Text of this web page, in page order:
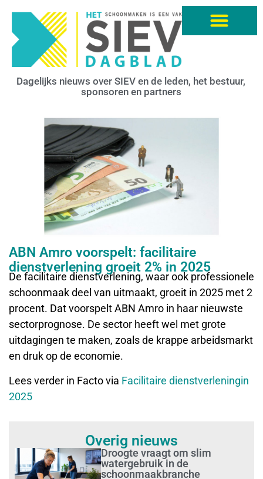
Dagelijks nieuws over SIEV en de leden, het bestuur,
sponsoren en partners
ABN Amro voorspelt: facilitaire
dienstverlening groeit 2% in 2025
De facilitaire dienstverlening, waar ook professionele
schoonmaak deel van uitmaakt, groeit in 2025 met 2
procent. Dat voorspelt ABN Amro in haar nieuwste
sectorprognose. De sector heeft wel met grote
uitdagingen te maken, zoals de krappe arbeidsmarkt
en druk op de economie.
Lees verder in Facto via Facilitaire dienstverleningin
2025
Overig nieuws
Droogte vraagt om slim
watergebruik in de
schoonmaakbranche